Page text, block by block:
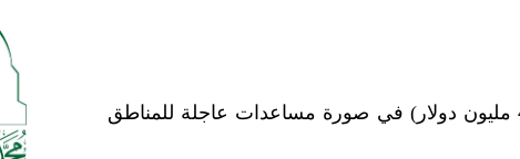
أعلنت الحكومة الألمانية أمس تخصيص 400 مليون يورو (نحو 470 مليون دولار) في صورة مساعدات عاجلة للمناطق